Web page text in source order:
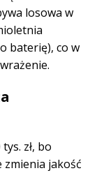
losowa w
baterię), co w
zł, bo
zmienia jakość